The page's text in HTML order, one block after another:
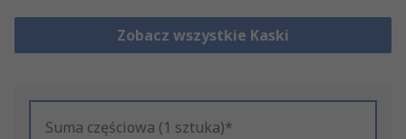
Zobacz wszystkie Kaski
Suma częściowa (1 sztuka)*